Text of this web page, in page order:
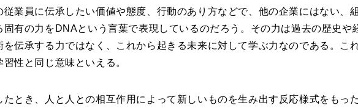
従業員に伝承したい価値や態度、行動のあり方などで、他の企業にはない、組
有の力をDNAという言葉で表現しているのだろう。その力は過去の歴史や
伝承する力ではなく、これから起きる未来に対して学ぶ力なのである。こ
性と同じ意味といえる。
とき、人と人との相互作用によって新しいものを生み出す反応様式をもった